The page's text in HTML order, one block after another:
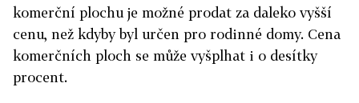
komerční plochu je možné prodat za daleko vyšší
cenu, než kdyby byl určen pro rodinné domy. Cena
komerčních ploch se může vyšplhat i o desítky
procent.